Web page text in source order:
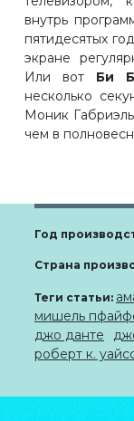
внутрь
пятидесятых
экране
Или вот Би
несколько
Моник
чем в
Год
Страна
Теги статьи:
мишель
джо данте
роберт к.